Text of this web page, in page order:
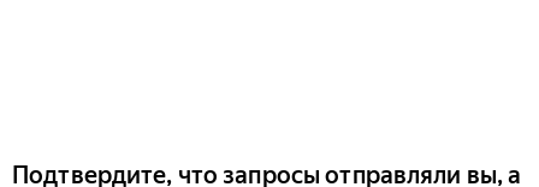
Подтвердите, что запросы отправляли вы, а